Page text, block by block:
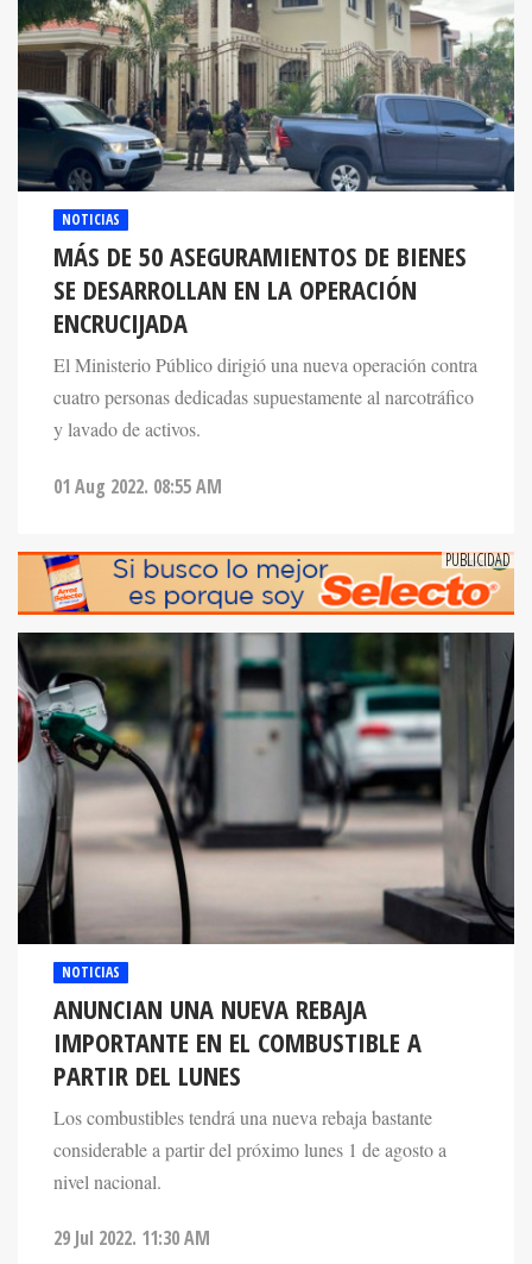
NOTICIAS
MÁS DE 50 ASEGURAMIENTOS DE BIENES
SE DESARROLLAN EN LA OPERACIÓN
ENCRUCIJADA
El Ministerio Público dirigió una nueva operación contra
cuatro personas dedicadas supuestamente al narcotráfico
y lavado de activos.
01 Aug 2022. 08:55 AM
NOTICIAS
ANUNCIAN UNA NUEVA REBAJA
IMPORTANTE EN EL COMBUSTIBLE A
PARTIR DEL LUNES
Los combustibles tendrá una nueva rebaja bastante
considerable a partir del próximo lunes 1 de agosto a
nivel nacional.